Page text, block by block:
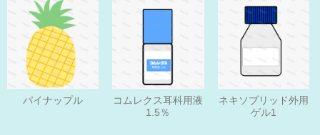
パイナップル
コムレクス耳科用液
1.5％
ネキソブリッド外用
ゲル1